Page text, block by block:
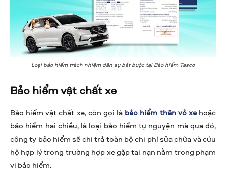
Loại bảo hiểm trách nhiệm dân sự bắt buộc tại Bảo hiểm Tasco
Bảo hiểm vật chất xe
Bảo hiểm vật chất xe, còn gọi là bảo hiểm thân vỏ xehoặc
bảo hiểm hai chiều, là loại bảo hiểm tự nguyện mà qua đó,
công ty bảo hiểm sẽ chi trả toàn bộ chi phí sửa chữa và cứu
hộ hợp lý trong trường hợp xe gặp tai nạn nằm trong phạm
vi bảo hiểm.